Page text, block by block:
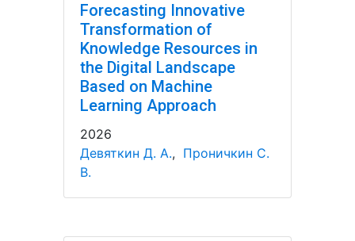
Forecasting Innovative
Transformation of
Knowledge Resources in
the Digital Landscape
Based on Machine
Learning Approach
2026
Девяткин Д. А., Проничкин С.
В.